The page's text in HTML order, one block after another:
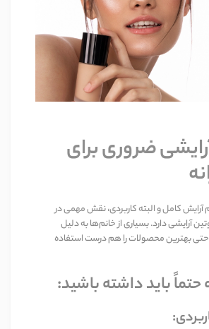
ضروری برای
کامل و البته کاربردی، نقش مهمی در
آرایشی دارد. بسیاری از خانم‌ها به دلیل
حتی بهترین محصولات را هم درست استفاده
حتماً باید داشته باشید:
: